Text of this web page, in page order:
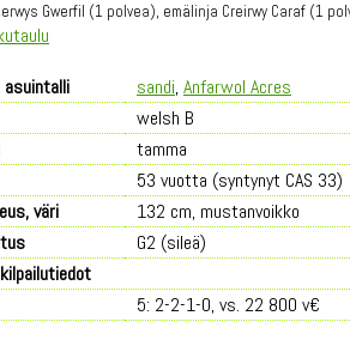
Gwerfil (1 polvea), emälinja Creirwy Caraf (1
asuintalli sandi, Anfarwol Acres
welsh B
tamma
53 vuotta (syntynyt CAS 33)
väri
132 cm, mustanvoikko
G2 (sileä)
5: 2-2-1-0, vs. 22 800 v€